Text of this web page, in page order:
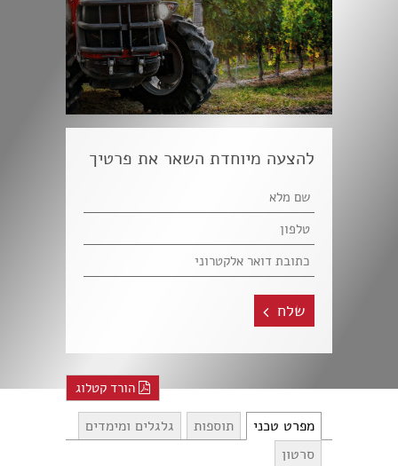
להצעה מיוחדת השאר את פרטיך
שלח
מפרט טכני תוספות
גלגלים ומימדים
סרטון
הורד קטלוג